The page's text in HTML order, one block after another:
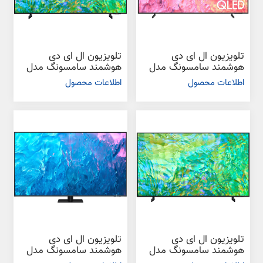
تلویزیون ال ای دی
هوشمند سامسونگ مدل
Q60C سایز 65 اینچ
اطلاعات محصول
تلویزیون ال ای دی
هوشمند سامسونگ مدل
CU8000 سایز 43 اینچ
اطلاعات محصول
تلویزیون ال ای دی
هوشمند سامسونگ مدل
تلویزیون ال ای دی
هوشمند سامسونگ مدل